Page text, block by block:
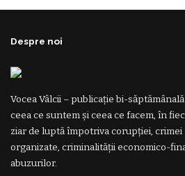
Despre noi
Vocea Vâlcii – publicație bi-
ceea ce suntem și ceea ce facem, în
ziar de luptă împotriva corupției, crimei
organizate, criminalității economico-
abuzurilor.